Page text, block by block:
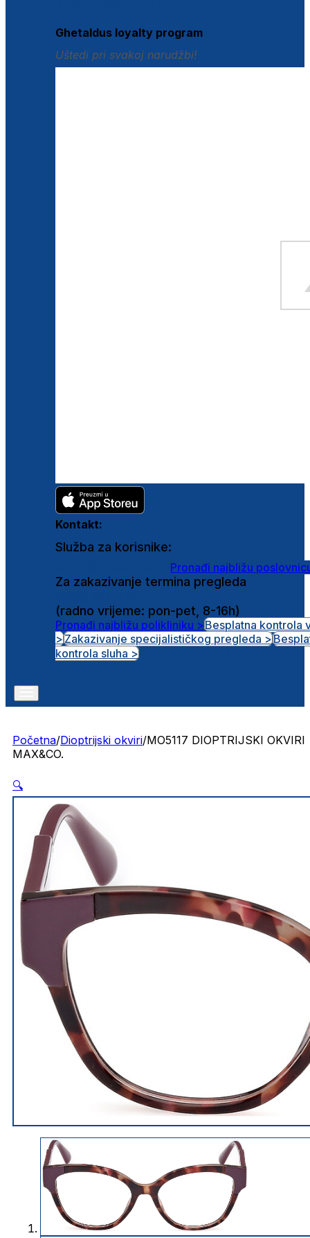
Ghetaldus loyalty program
Uštedi pri svakoj narudžbi!
Kontakt:
Služba za korisnike:
Pronađi najbližu
Za zakazivanje termina pregleda
(radno vrijeme: pon-pet, 8-16h)
Pronađi najbližu polikliniku >Besplatna kontrola
>Zakazivanje specijalističkog pregleda >
kontrola sluha >
Početna/Dioptrijski okviri/MO5117 DIOPTRIJSKI OKVIRI
MAX&CO.
🔍